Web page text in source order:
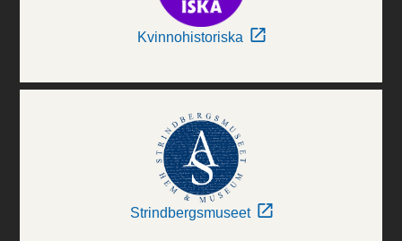
Kvinnohistoriska
Strindbergsmuseet